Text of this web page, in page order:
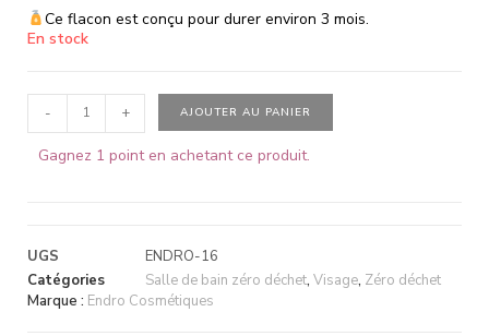
Ce flacon est conçu pour durer environ 3 mois.
En stock
- + AJOUTER AU PANIER
Gagnez 1 point en achetant ce produit.
UGS
ENDRO-16
Catégories
Salle de bain zéro déchet, Visage, Zéro déchet
Marque : Endro Cosmétiques